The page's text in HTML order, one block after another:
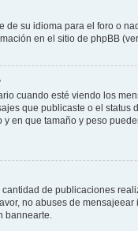
su idioma para el foro o
en el sitio de phpBB
cuando esté viendo los
que publicaste o el
en que tamaño y peso
de publicaciones
no abuses de
bannearte.